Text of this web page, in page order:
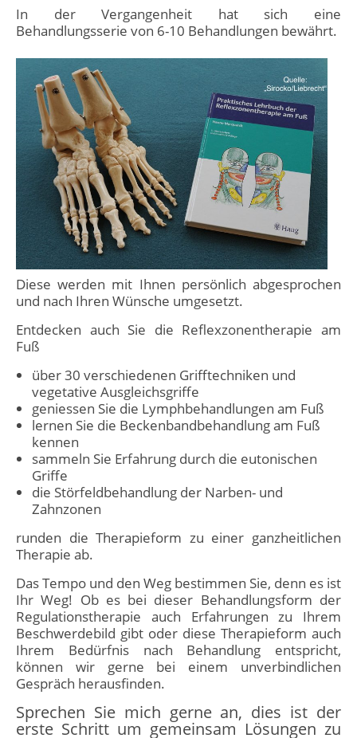
In der Vergangenheit hat sich eine
Behandlungsserie von 6-10 Behandlungen bewährt.
Diese werden mit Ihnen persönlich abgesprochen
und nach Ihren Wünsche umgesetzt.
Entdecken auch Sie die Reflexzonentherapie am
Fuß
über 30 verschiedenen Grifftechniken und
vegetative Ausgleichsgriffe
geniessen Sie die Lymphbehandlungen am Fuß
lernen Sie die Beckenbandbehandlung am Fuß
kennen
sammeln Sie Erfahrung durch die eutonischen
Griffe
die Störfeldbehandlung der Narben- und
Zahnzonen
runden die Therapieform zu einer ganzheitlichen
Therapie ab.
Das Tempo und den Weg bestimmen Sie, denn es ist
Ihr Weg! Ob es bei dieser Behandlungsform der
Regulationstherapie auch Erfahrungen zu Ihrem
Beschwerdebild gibt oder diese Therapieform auch
Ihrem Bedürfnis nach Behandlung entspricht,
können wir gerne bei einem unverbindlichen
Gespräch herausfinden.
Sprechen Sie mich gerne an, dies ist der
erste Schritt um gemeinsam Lösungen zu